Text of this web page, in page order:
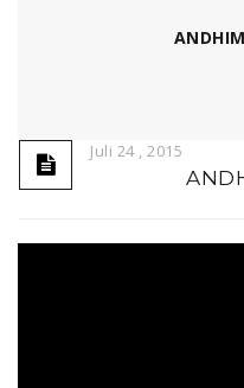
Juli 24 , 2015